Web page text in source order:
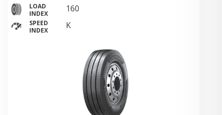
LOAD
INDEX
160
SPEED
INDEX
K